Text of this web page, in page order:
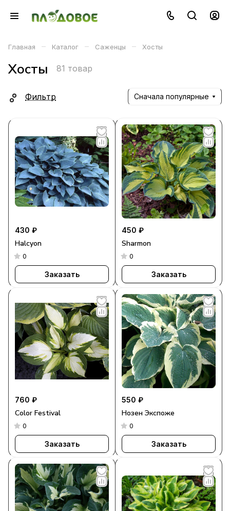
Главная – Каталог – Саженцы – Хосты
Хосты 81 товар
Фильтр Сначала популярные
430 ₽
Halcyon
0
Заказать
450 ₽
Sharmon
0
Заказать
760 ₽
Color Festival
0
Заказать
550 ₽
Нозен Экспоже
0
Заказать